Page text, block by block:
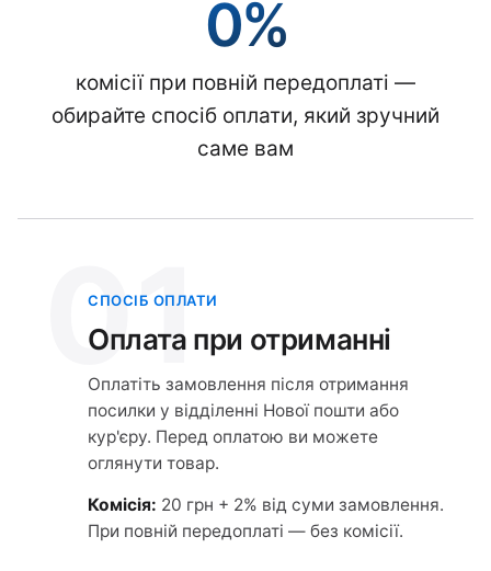
0%
комісії при повній передоплаті —
обирайте спосіб оплати, який зручний
саме вам
01
СПОСІБ ОПЛАТИ
Оплата при отриманні
Оплатіть замовлення після отримання
посилки у відділенні Нової пошти або
кур'єру. Перед оплатою ви можете
оглянути товар.
Комісія: 20 грн + 2% від суми замовлення.
При повній передоплаті — без комісії.